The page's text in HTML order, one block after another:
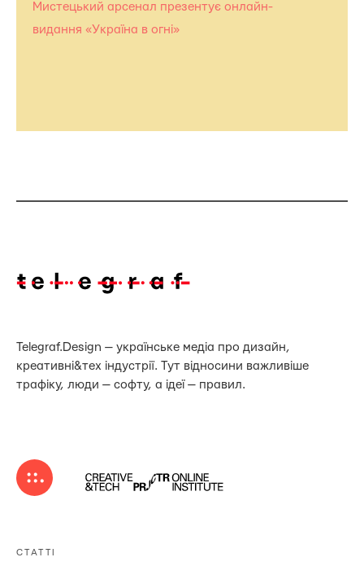
Мистецький арсенал презентує онлайн-
видання «Україна в огні»
Telegraf.Design — українське медіа про дизайн,
креативні&тех індустрії. Тут відносини важливіше
трафіку, люди — софту, а ідеї — правил.
СТАТТІ